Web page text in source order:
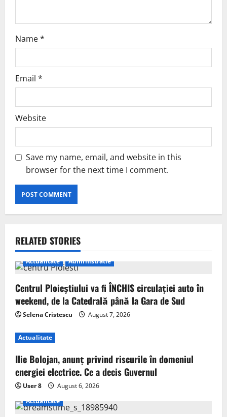
Name*
Email *
Website
Save my name, email, and website in this
browser for the next time I comment.
RELATED STORIES
Actualitate Administratie
Centrul Ploieștiului va fi ÎNCHIS circulației auto în
weekend, de la Catedrală până la Gara de Sud
Selena Cristescu August 7, 2026
Actualitate
Ilie Bolojan, anunț privind riscurile în domeniul
energiei electrice. Ce a decis Guvernul
User 8
August 6, 2026
Actualitate